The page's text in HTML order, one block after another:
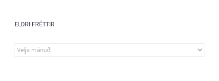
ELDRI FRÉTTIR
Eldri
fréttir